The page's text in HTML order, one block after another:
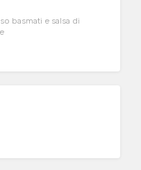
basmati e salsa di